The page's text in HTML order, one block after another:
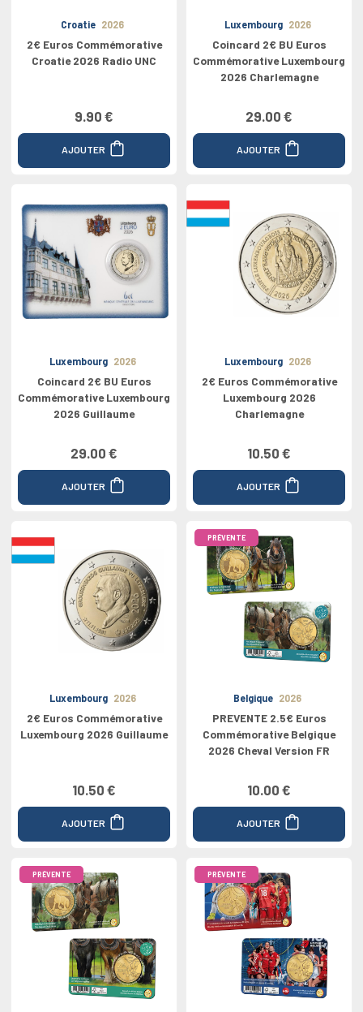
Croatie 2026
2€ Euros Commémorative
Croatie 2026 Radio UNC
9.90 €
AJOUTER
Luxembourg 2026
Coincard 2€ BU Euros
Commémorative Luxembourg
2026 Charlemagne
29.00 €
AJOUTER
Luxembourg 2026
Coincard 2€ BU Euros
Commémorative Luxembourg
2026 Guillaume
29.00 €
AJOUTER
Luxembourg 2026
2€ Euros Commémorative
Luxembourg 2026
Charlemagne
10.50 €
AJOUTER
Luxembourg 2026
2€ Euros Commémorative
Luxembourg 2026 Guillaume
10.50 €
AJOUTER
PRÉVENTE
Belgique 2026
PREVENTE 2.5€ Euros
Commémorative Belgique
2026 Cheval Version FR
10.00 €
AJOUTER
PRÉVENTE PRÉVENTE